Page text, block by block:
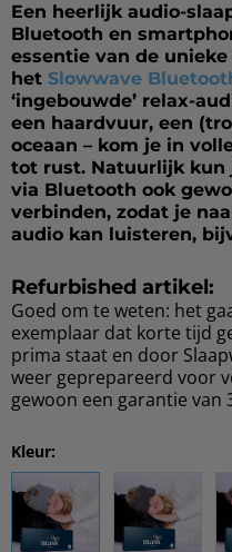
Een heerlijk audio-
Bluetooth en
essentie van de unieke
het Slowwave
‘ingebouwde’ relax-
een haardvuur, een
oceaan – kom je in
tot rust. Natuurlijk kun
via Bluetooth ook
verbinden, zodat je
audio kan luisteren,
Refurbished artikel:
Goed om te weten: het
exemplaar dat korte tijd
prima staat en door
weer geprepareerd voor
gewoon een garantie van
Kleur: